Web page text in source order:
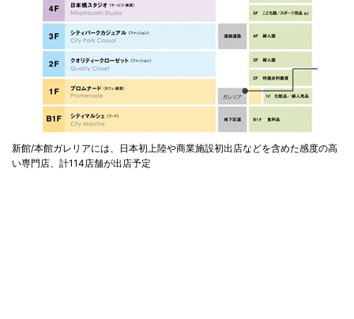
新館/本館ガレリアには、日本初上陸や商業施設初出店などを含めた感度の高
い専門店、計114店舗が出店予定